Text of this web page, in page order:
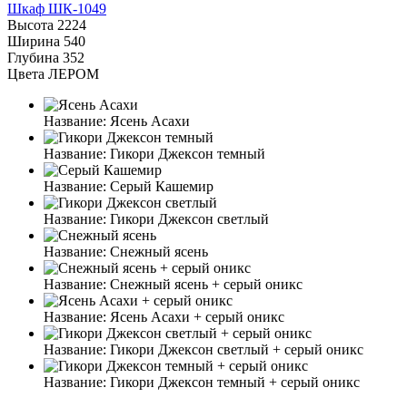
Шкаф ШК-1049
Высота 2224
Ширина 540
Глубина 352
Цвета ЛЕРОМ
Название: Ясень Асахи
Название: Гикори Джексон темный
Название: Серый Кашемир
Название: Гикори Джексон светлый
Название: Снежный ясень
Название: Снежный ясень + серый оникс
Название: Ясень Асахи + серый оникс
Название: Гикори Джексон светлый + серый оникс
Название: Гикори Джексон темный + серый оникс